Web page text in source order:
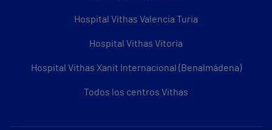
Hospital Vithas Valencia Turia
Hospital Vithas Vitoria
Hospital Vithas Xanit Internacional (Benalmádena)
Todos los centros Vithas